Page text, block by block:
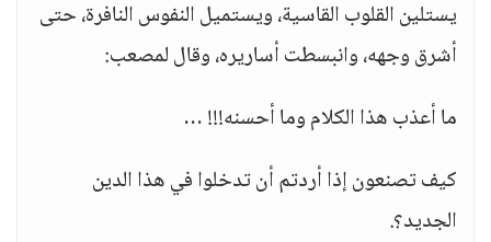
يستلين القلوب القاسية، ويستميل النفوس النافرة، حتى
أشرق وجهه، وانبسطت أساريره، وقال لمصعب:
ما أعذب هذا الكلام وما أحسنه!!! …
كيف تصنعون إذا أردتم أن تدخلوا في هذا الدين
الجديد؟.